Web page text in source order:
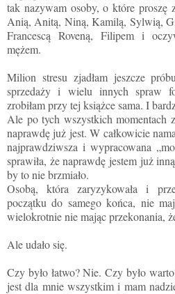
tak nazywam osoby, o które proszę
Anią, Anitą, Niną, Kamilą, Sylwią,
Francescą Roveną, Filipem i
mężem.
Milion stresu zjadłam jeszcze
sprzedaży i wielu innych spraw
zrobiłam przy tej książce sama. I
Ale po tych wszystkich momentach
naprawdę już jest. W całkowicie
najprawdziwsza i wypracowana
sprawiła, że naprawdę jestem już
by to nie brzmiało.
Osobą, która zaryzykowała i
początku do samego końca, nie
wielokrotnie nie mając przekonania,
Ale udało się.
Czy było łatwo? Nie. Czy było
jest dla mnie wszystkim i mam